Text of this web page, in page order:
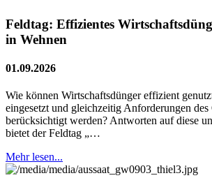
Feldtag: Effizientes
in Wehnen
01.09.2026
Wie können Wirtschaftsdünger effizient
eingesetzt und gleichzeitig Anforderungen des
berücksichtigt werden? Antworten auf diese
bietet der Feldtag „…
Mehr lesen...